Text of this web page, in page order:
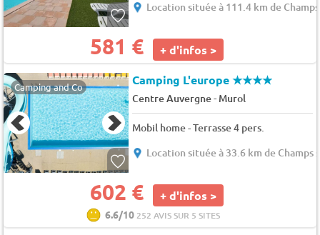
Location située à 111.4 km de
581 € + d'infos >
Camping and Co Camping L'europe★★★★
Centre Auvergne- Murol
Mobil home - Terrasse 4 pers.
Location située à 33.6 km de
602 € + d'infos >
6.6/10 252 AVIS SUR 5 SITES